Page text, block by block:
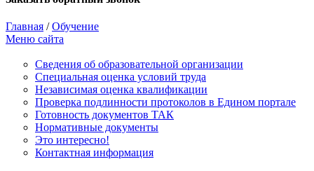
Главная /Обучение
Меню сайта
Сведения об образовательной организации
Cпециальная оценка условий труда
Независимая оценка квалификации
Проверка подлинности протоколов в Едином портале
Готовность документов ТАК
Нормативные документы
Это интересно!
Контактная информация